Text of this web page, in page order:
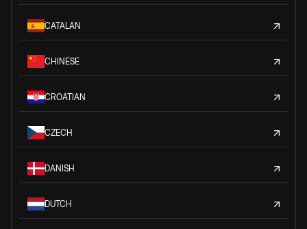
CATALAN
CHINESE
CROATIAN
CZECH
DANISH
DUTCH